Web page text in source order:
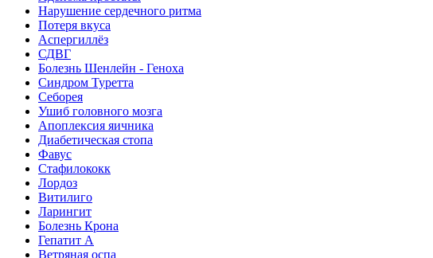
Нарушение сердечного ритма
Потеря вкуса
Аспергиллёз
СДВГ
Болезнь Шенлейн - Геноха
Синдром Туретта
Себорея
Ушиб головного мозга
Апоплексия яичника
Диабетическая стопа
Фавус
Стафилококк
Лордоз
Витилиго
Ларингит
Болезнь Крона
Гепатит A
Ветряная оспа